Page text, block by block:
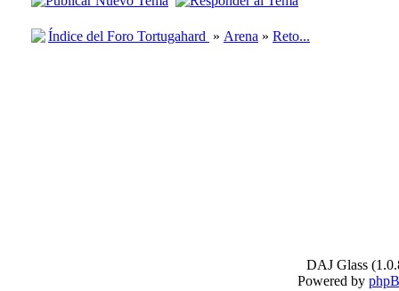
Índice del Foro Tortugahard » Arena » Reto...
DAJ Glass
Powered by